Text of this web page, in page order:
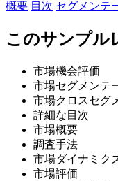
概要 目次 セグメンテ
このサンプル
市場機会評価
市場セグメンテ
市場クロスセグ
詳細な目次
市場概要
調査手法
市場ダイナミク
市場評価